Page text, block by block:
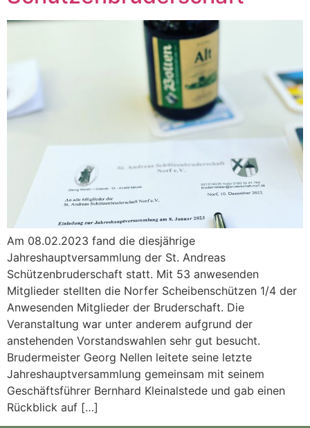
Am 08.02.2023 fand die diesjährige
Jahreshauptversammlung der St. Andreas
Schützenbruderschaft statt. Mit 53 anwesenden
Mitglieder stellten die Norfer Scheibenschützen 1/4 der
Anwesenden Mitglieder der Bruderschaft. Die
Veranstaltung war unter anderem aufgrund der
anstehenden Vorstandswahlen sehr gut besucht.
Brudermeister Georg Nellen leitete seine letzte
Jahreshauptversammlung gemeinsam mit seinem
Geschäftsführer Bernhard Kleinalstede und gab einen
Rückblick auf […]